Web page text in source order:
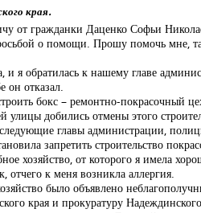
края.
от гражданки Даценко Софьи
о помощи. Прошу помочь мне,
я обратилась к нашему главе
он отказал.
бокс – ремонтно-покрасочный
добились отмены этого
главы администрации,
запретить строительство
хозяйство, от которого я имела
отчего к меня возникла аллергия.
было объявлено
края и прокуратуру